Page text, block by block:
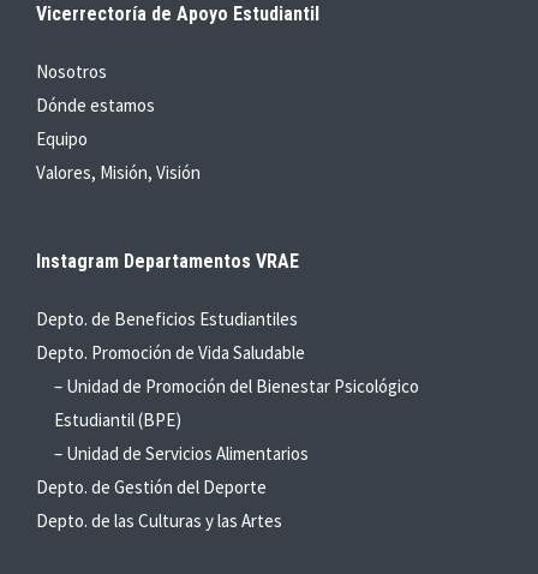
Vicerrectoría de Apoyo Estudiantil
Nosotros
Dónde estamos
Equipo
Valores, Misión, Visión
Instagram Departamentos VRAE
Depto. de Beneficios Estudiantiles
Depto. Promoción de Vida Saludable
– Unidad de Promoción del Bienestar Psicológico
Estudiantil (BPE)
– Unidad de Servicios Alimentarios
Depto. de Gestión del Deporte
Depto. de las Culturas y las Artes